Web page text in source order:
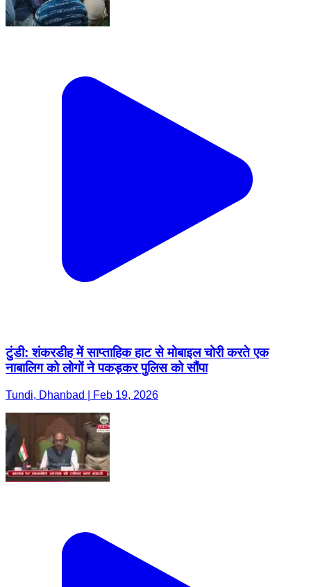
टुंडी: शंकरडीह में साप्ताहिक हाट से मोबाइल चोरी करते एक
नाबालिग को लोगों ने पकड़कर पुलिस को सौंपा
Tundi, Dhanbad | Feb 19, 2026